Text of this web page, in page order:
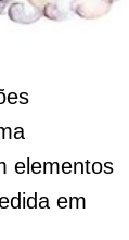
elementos
em